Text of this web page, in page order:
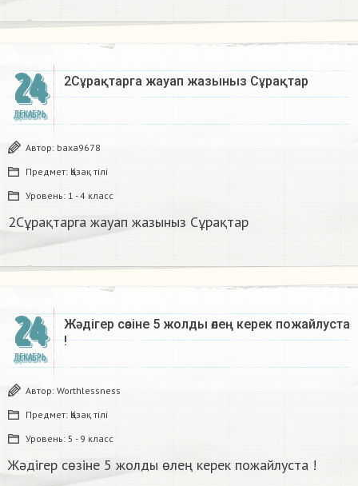
24
ДЕКАБРЬ
2Сұрақтарга жауап жазыныз Сұрақтар​
Автор: baxa9678
Предмет: Қазақ тiлi
Уровень: 1 - 4 класс
2Сұрақтарга жауап жазыныз Сұрақтар​
24
ДЕКАБРЬ
Жәдігер сөзіне 5 жолды өлең керек пожайлуста
!
Автор: Worthlessness
Предмет: Қазақ тiлi
Уровень: 5 - 9 класс
Жәдігер сөзіне 5 жолды өлең керек пожайлуста !